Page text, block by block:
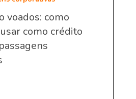
voados: como
como crédito